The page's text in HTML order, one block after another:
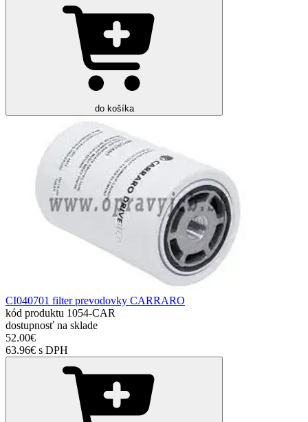
do košíka
CI040701 filter prevodovky CARRARO
kód produktu 1054-CAR
dostupnosť na sklade
52.00€
63.96€ s DPH